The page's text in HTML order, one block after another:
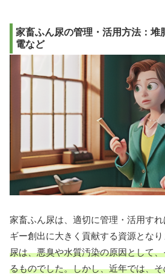
家畜ふん尿の管理・活用方法：堆
電など
家畜ふん尿は、適切に管理・活用す
ギー創出に大きく貢献する資源となり
尿は、悪臭や水質汚染の原因として
るものでした。しかし、近年では、